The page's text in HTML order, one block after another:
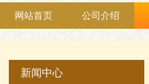
网站首页 公司介绍
新闻中心